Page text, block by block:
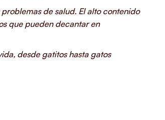
de salud. El alto contenido
que pueden decantar en
desde gatitos hasta gatos